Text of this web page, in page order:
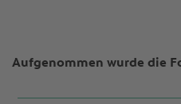
Aufgenommen wurde die